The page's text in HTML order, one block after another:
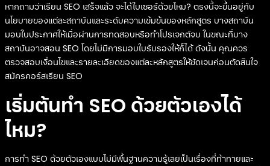
หากถามว่าเรียน SEO เสร็จแล้ว จะได้ใบเซอร์ด้วยไหม? ตรงนี้จะขึ้นอยู่กับ
นโยบายของแต่ละสถาบันและระดับความเข้มข้นของหลักสูตร บางสถาบัน
มอบใบประกาศให้เมื่อผ่านการทดสอบหรือทำโปรเจกต์จบ ในขณะที่บาง
สถาบันอาจสอน SEO โดยไม่มีการมอบใบรับรองให้ก็ได้ ดังนั้น คุณควร
ตรวจสอบเงื่อนไขและรายละเอียดของแต่ละหลักสูตรให้ชัดเจนก่อนตัดสินใจ
สมัครคอร์สเรียน SEO
เริ่มต้นทำ SEO ด้วยตัวเองได้
ไหม?
การทำ SEO ด้วยตัวเองแบบไม่มีพื้นฐานความรู้เลยเป็นเรื่องที่ท้าทายและ